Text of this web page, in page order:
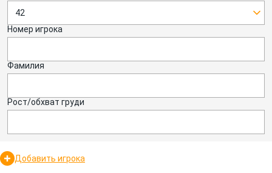
42
Номер игрока
Фамилия
Рост/обхват груди
Добавить игрока